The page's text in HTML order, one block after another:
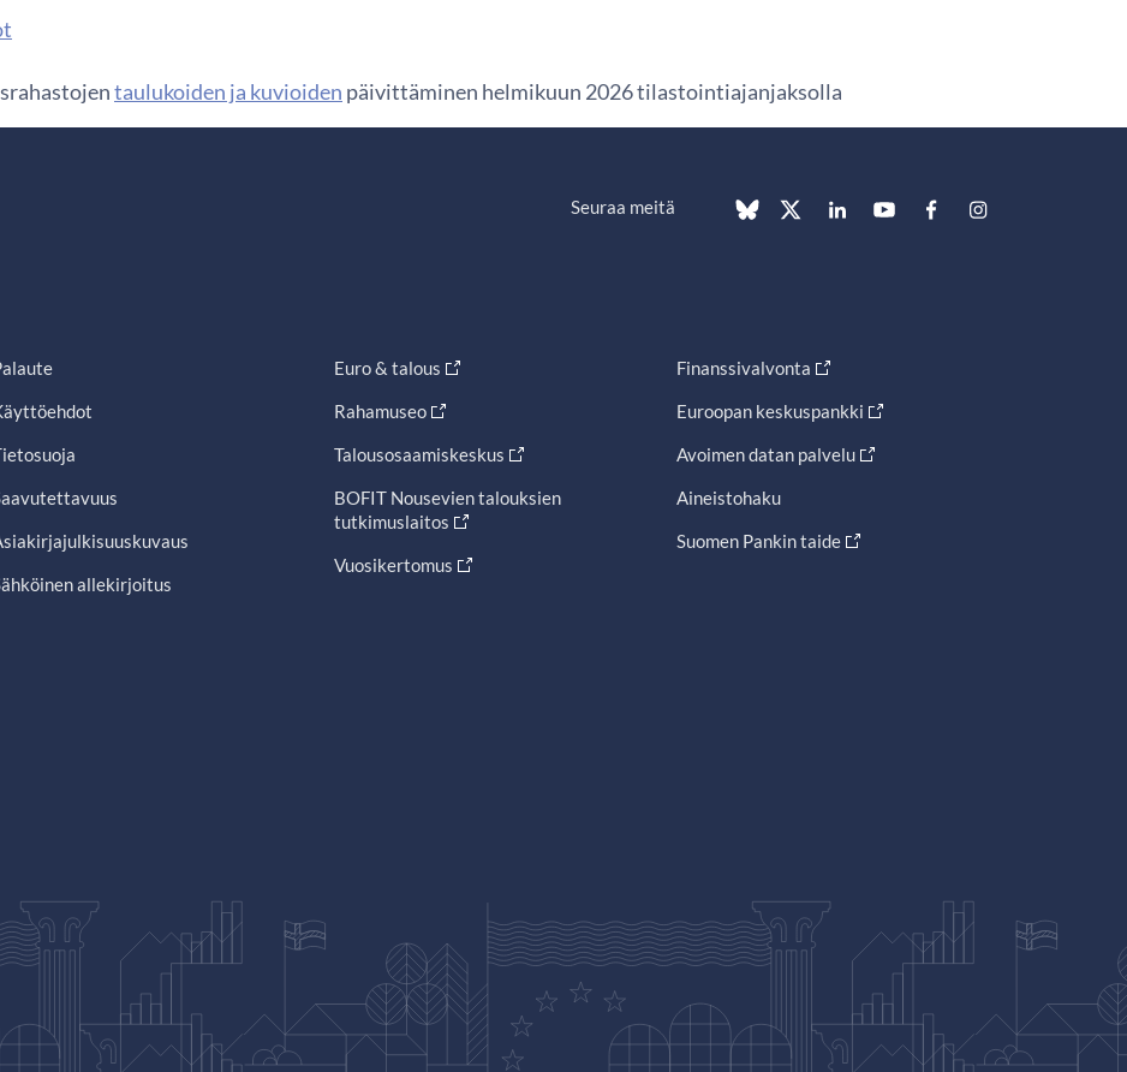
taulukoiden ja kuvioiden päivittäminen helmikuun 2026 tilastointiajanjaksolla
Seuraa meitä
allekirjoitus
Euro & talous
Rahamuseo
Talousosaamiskeskus
BOFIT Nousevien talouksien
tutkimuslaitos
Vuosikertomus
Finanssivalvonta
Euroopan keskuspankki
Avoimen datan palvelu
Aineistohaku
Suomen Pankin taide